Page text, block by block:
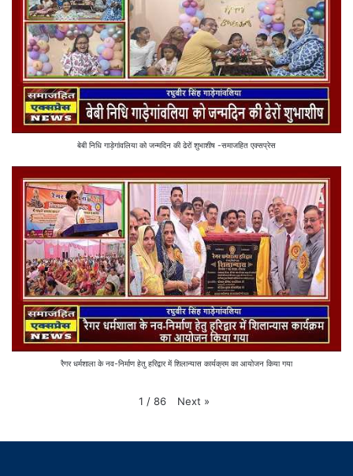
बेबी निधि गाड़ेगांवलिया को जन्मदिन की ढेरों शुभाशीष -समाजहित एक्सप्रेस
रैगर धर्मशाला के नव-निर्माण हेतु हरिद्वार में शिलान्यास कार्यक्रम का आयोजन किया गया
1 / 86 Next »